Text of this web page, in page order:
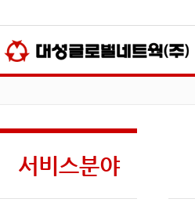
서비스분야